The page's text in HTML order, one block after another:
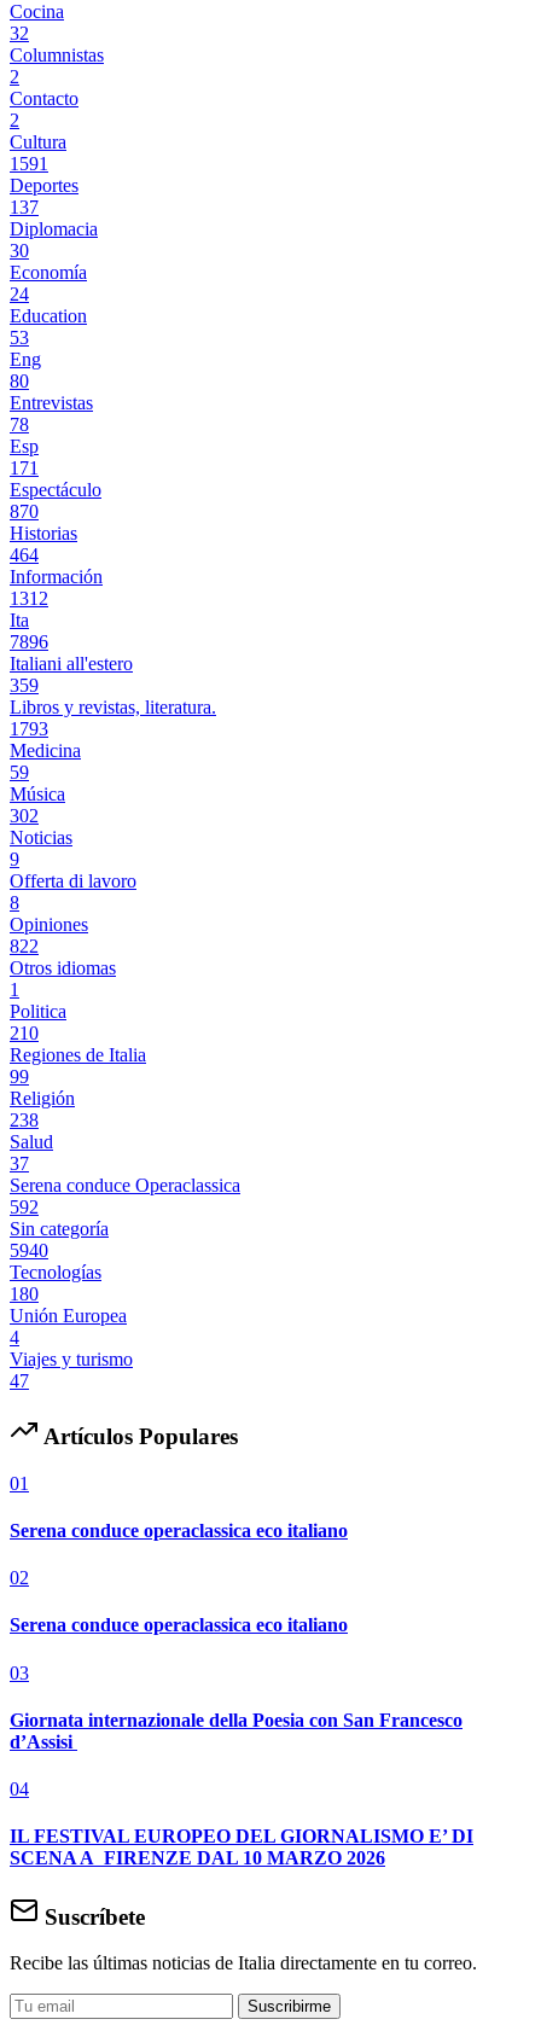
Cocina
32
Columnistas
2
Contacto
2
Cultura
1591
Deportes
137
Diplomacia
30
Economía
24
Education
53
Eng
80
Entrevistas
78
Esp
171
Espectáculo
870
Historias
464
Información
1312
Ita
7896
Italiani all'estero
359
Libros y revistas, literatura.
1793
Medicina
59
Música
302
Noticias
9
Offerta di lavoro
8
Opiniones
822
Otros idiomas
1
Politica
210
Regiones de Italia
99
Religión
238
Salud
37
Serena conduce Operaclassica
592
Sin categoría
5940
Tecnologías
180
Unión Europea
4
Viajes y turismo
47
Artículos Populares
01
Serena conduce operaclassica eco italiano
02
Serena conduce operaclassica eco italiano
03
Giornata internazionale della Poesia con San Francesco
d’Assisi
04
IL FESTIVAL EUROPEO DEL GIORNALISMO E’ DI
SCENA A FIRENZE DAL 10 MARZO 2026
Suscríbete
Recibe las últimas noticias de Italia directamente en tu correo.
Suscribirme